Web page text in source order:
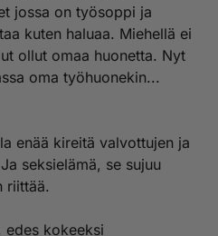
jossa on työsoppi ja
kuten haluaa. Miehellä ei
ollut omaa huonetta. Nyt
oma työhuonekin...
enää kireitä valvottujen ja
seksielämä, se sujuu
riittää.
edes kokeeksi